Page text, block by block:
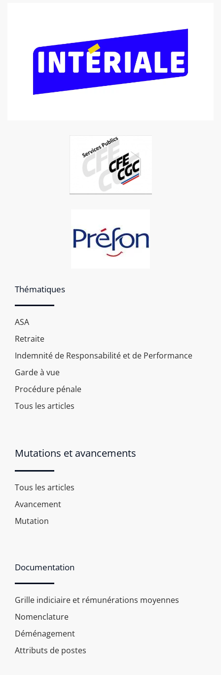
Thématiques
ASA
Retraite
Indemnité de Responsabilité et de Performance
Garde à vue
Procédure pénale
Tous les articles
Mutations et avancements
Tous les articles
Avancement
Mutation
Documentation
Grille indiciaire et rémunérations moyennes
Nomenclature
Déménagement
Attributs de postes